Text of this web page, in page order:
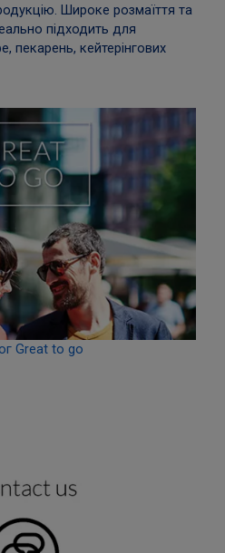
Широке розмаїття та
підходить для
пекарень, кейтерінгових
Great to go